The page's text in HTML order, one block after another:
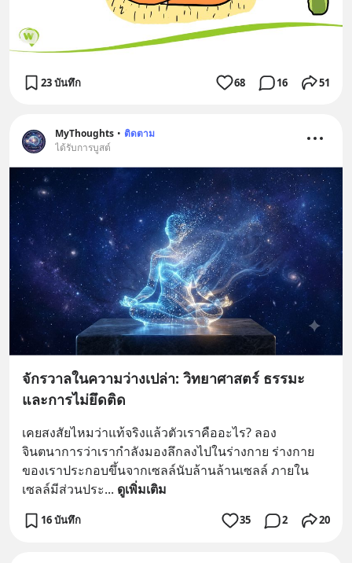
23 บันทึก 68 16 51
MyThoughts • ติดตาม
ได้รับการบูสต์
จักรวาลในความว่างเปล่า: วิทยาศาสตร์ ธรรมะ
และการไม่ยึดติด
เคยสงสัยไหมว่าแท้จริงแล้วตัวเราคืออะไร? ลอง
จินตนาการว่าเรากำลังมองลึกลงไปในร่างกาย ร่างกาย
ของเราประกอบขึ้นจากเซลล์นับล้านล้านเซลล์ ภายใน
เซลล์มีส่วนประ... ดูเพิ่มเติม
16 บันทึก 35 2 20